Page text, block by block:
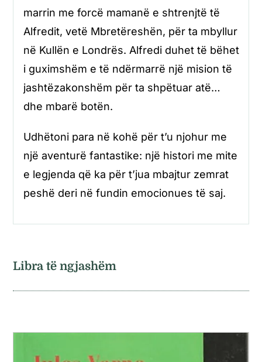
marrin me forcë mamanë e shtrenjtë të
Alfredit, vetë Mbretëreshën, për ta mbyllur
në Kullën e Londrës. Alfredi duhet të bëhet
i guximshëm e të ndërmarrë një mision të
jashtëzakonshëm për ta shpëtuar atë…
dhe mbarë botën.
Udhëtoni para në kohë për t’u njohur me
një aventurë fantastike: një histori me mite
e legjenda që ka për t’jua mbajtur zemrat
peshë deri në fundin emocionues të saj.
Libra të ngjashëm